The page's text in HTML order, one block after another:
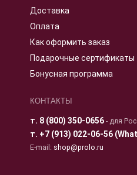
Доставка
Оплата
Как оформить заказ
Подарочные сертификаты
Бонусная программа
КОНТАКТЫ
т. 8 (800) 350-0656- для
т. +7 (913) 022-06-56
E-mail: shop@prolo.ru